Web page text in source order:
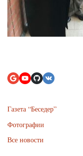
Газета “Беседер”
Фотографии
Все новости